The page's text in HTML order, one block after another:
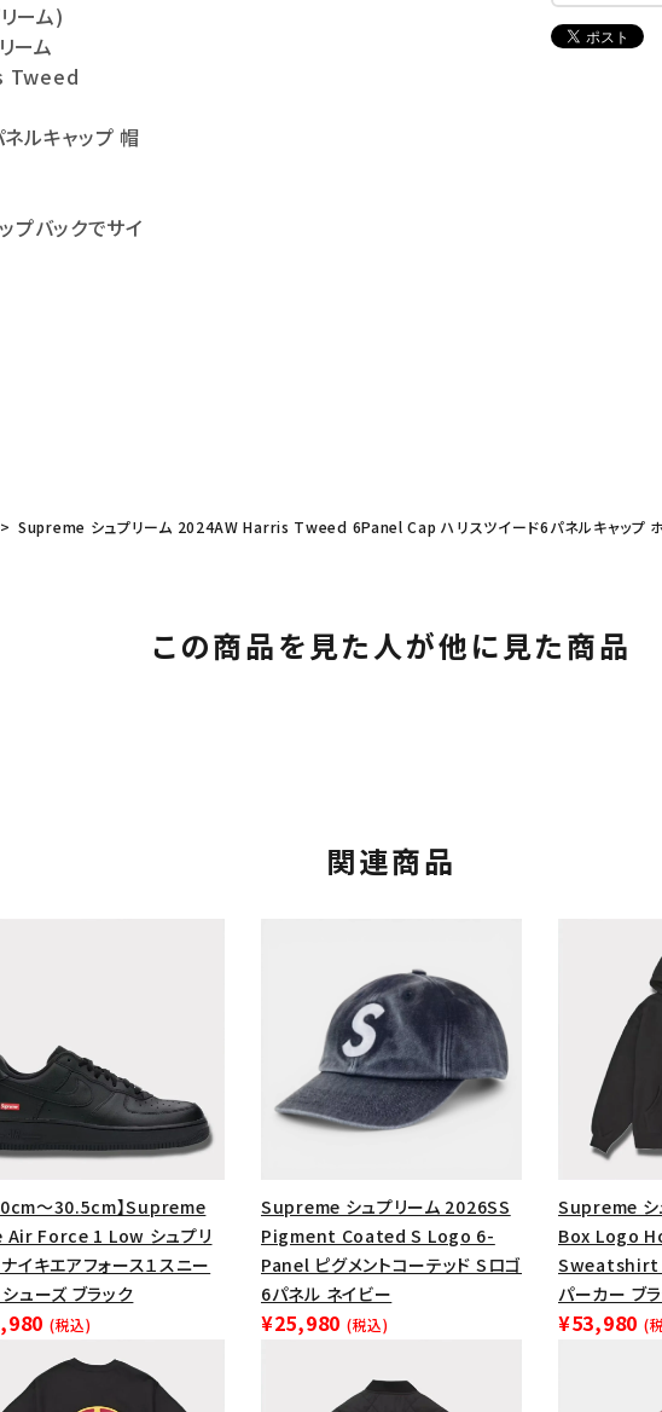
search
カテゴリーから探す コラボレーションブ
円 ～ 円
2026SS 2025AW
Tシャツ・ロングスリーブ
キャ
パーカー・クルーネック
ショ
ブラックスウェッ
在庫のない商品を表示する
ーム)
ーム
Tweed
ルキャップ 帽
プバックでサイ
Supreme シュプリーム 2024AW Harris Tweed 6Panel Cap ハリスツイード6パネルキャップ
この商品を見た人が他に見た商品
関連商品
～30.5cm】Supreme
Air Force 1 Low シュプリ
イキエアフォース１スニー
ューズ ブラック
(税込)
Supreme シュプリーム 2026SS
Pigment Coated S Logo 6-
Panel ピグメントコーテッド Sロゴ
6パネル ネイビー
¥25,980 (税込)
Supreme シ
Box Logo
Sweatshirt
パーカー ブ
¥53,980 (